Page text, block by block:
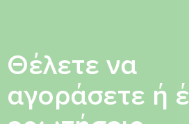
Θέλετε να
αγοράσετε ή